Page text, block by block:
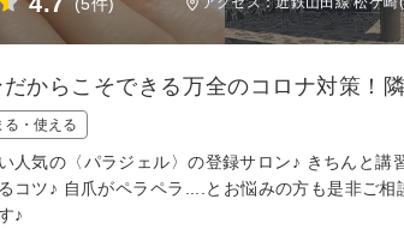
からこそできる万全のコロナ対策！
る・使える
人気の〈パラジェル〉の登録サロン♪ きちんと
コツ♪ 自爪がペラペラ....とお悩みの方も是非ご
♪